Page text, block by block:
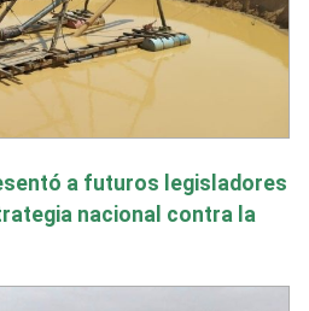
a futuros legisladores
nacional contra la